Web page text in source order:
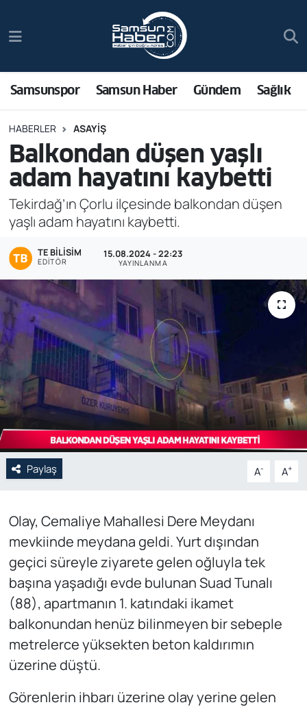
Samsunspor Samsun Haber Gündem Sağlık
HABERLER ASAYIŞ
Balkondan düşen yaşlı
adam hayatını kaybetti
Tekirdağ’ın Çorlu ilçesinde balkondan düşen
yaşlı adam hayatını kaybetti.
TE BILISIM
EDITÖR
15.08.2024 - 22:23
YAYINLANMA
Paylaş A- A+
Olay, Cemaliye Mahallesi Dere Meydanı
mevkiinde meydana geldi. Yurt dışından
geçici süreyle ziyarete gelen oğluyla tek
başına yaşadığı evde bulunan Suad Tunalı
(88), apartmanın 1. katındaki ikamet
balkonundan henüz bilinmeyen bir sebeple
metrelerce yüksekten beton kaldırımın
üzerine düştü.
Görenlerin ihbarı üzerine olay yerine gelen
Samsun Haber
Sağlık
Asayiş
Bilim ve Teknoloji
Bölge
Dünya
Ekonomi
Genel
Gündem
Özel Haber
POLİTİKA
Siyaset
Web Tv
Trafik Durumu
Süper Lig Puan Durumu ve Fikstür
Tüm Manşetler
Son Dakika Haberleri
Haber Arşivi